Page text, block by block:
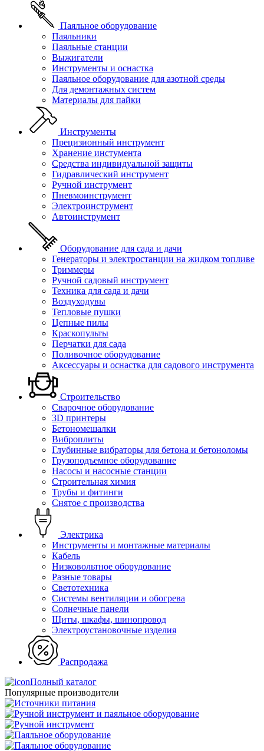
Паяльное оборудование
Паяльники
Паяльные станции
Выжигатели
Инструменты и оснастка
Паяльное оборудование для азотной среды
Для демонтажных систем
Материалы для пайки
Инструменты
Прецизионный инструмент
Хранение инстумента
Средства индивидуальной защиты
Гидравлический инструмент
Ручной инструмент
Пневмоинструмент
Электроинструмент
Автоинструмент
Оборудование для сада и дачи
Генераторы и электростанции на жидком топливе
Триммеры
Ручной садовый инструмент
Техника для сада и дачи
Воздуходувы
Тепловые пушки
Цепные пилы
Краскопульты
Перчатки для сада
Поливочное оборудование
Аксессуары и оснастка для садового инструмента
Строительство
Сварочное оборудование
3D принтеры
Бетономешалки
Виброплиты
Глубинные вибраторы для бетона и бетоноломы
Грузоподъемное оборудование
Насосы и насосные станции
Строительная химия
Трубы и фитинги
Снятое с производства
Электрика
Инструменты и монтажные материалы
Кабель
Низковольтное оборудование
Разные товары
Светотехника
Системы вентиляции и обогрева
Солнечные панели
Щиты, шкафы, шинопровод
Электроустановочные изделия
Распродажа
Полный каталог
Популярные производители